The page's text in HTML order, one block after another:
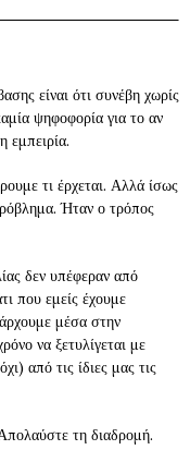
είναι ότι συνέβη χωρίς
ψηφοφορία για το αν
εμπειρία.
τι έρχεται. Αλλά ίσως
Ήταν ο τρόπος
δεν υπέφεραν από
που εμείς έχουμε
μέσα στην
να ξετυλίγεται με
από τις ίδιες μας τις
τη διαδρομή.